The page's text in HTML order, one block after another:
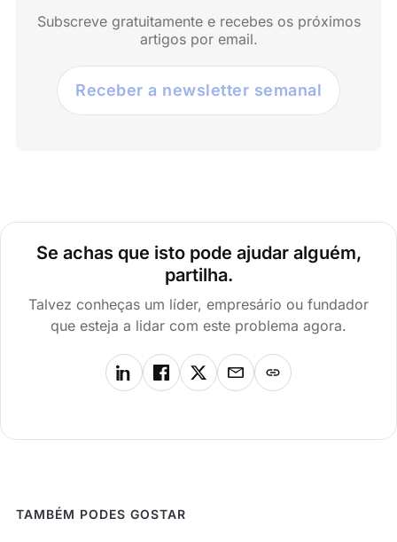
Subscreve gratuitamente e recebes os próximos
artigos por email.
Receber a newsletter semanal
Se achas que isto pode ajudar alguém,
partilha.
Talvez conheças um líder, empresário ou fundador
que esteja a lidar com este problema agora.
TAMBÉM PODES GOSTAR